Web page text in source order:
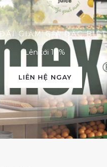
GIẢM GIÁ ĐẶC BIỆT
Lên tới 10%
LIÊN HỆ NGAY